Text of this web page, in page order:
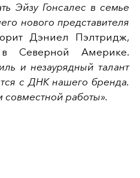
Эйзу Гонсалес в семье
нового представителя
Дэниел Пэлтридж,
в Северной Америке.
и незаурядный талант
с ДНК нашего бренда.
работы».